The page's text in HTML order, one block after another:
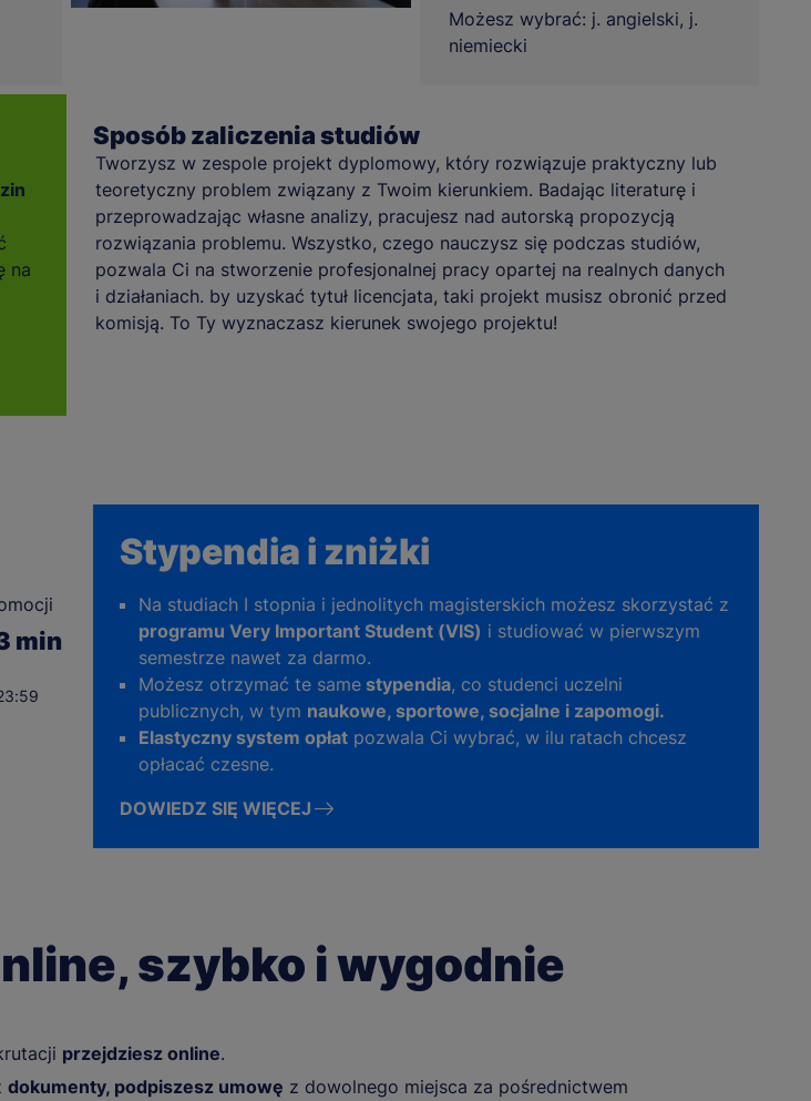
Możesz wybrać: j. angielski, j.
niemiecki
na
Sposób zaliczenia studiów
Tworzysz w zespole projekt dyplomowy, który rozwiązuje praktyczny lub
teoretyczny problem związany z Twoim kierunkiem. Badając literaturę i
przeprowadzając własne analizy, pracujesz nad autorską propozycją
rozwiązania problemu. Wszystko, czego nauczysz się podczas studiów,
pozwala Ci na stworzenie profesjonalnej pracy opartej na realnych danych
i działaniach. by uzyskać tytuł licencjata, taki projekt musisz obronić przed
komisją. To Ty wyznaczasz kierunek swojego projektu!
min
Stypendia i zniżki
Na studiach I stopnia i jednolitych magisterskich możesz skorzystać z
programu Very Important Student (VIS) i studiować w pierwszym
semestrze nawet za darmo.
Możesz otrzymać te same stypendia, co studenci uczelni
publicznych, w tym naukowe, sportowe, socjalne i zapomogi.
Elastyczny system opłat pozwala Ci wybrać, w ilu ratach chcesz
opłacać czesne.
DOWIEDZ SIĘ WIĘCEJ
szybko i wygodnie
przejdziesz online.
dokumenty, podpiszesz umowę z dowolnego miejsca za pośrednictwem